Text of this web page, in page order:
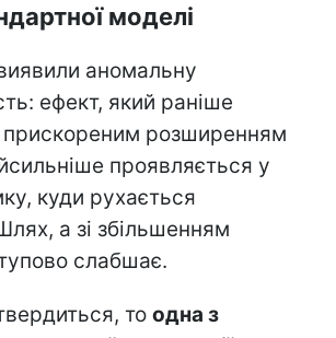
моделі
аномальну
ефект, який раніше
розширенням
проявляється у
куди рухається
а зі збільшенням
слабшає.
то одна з